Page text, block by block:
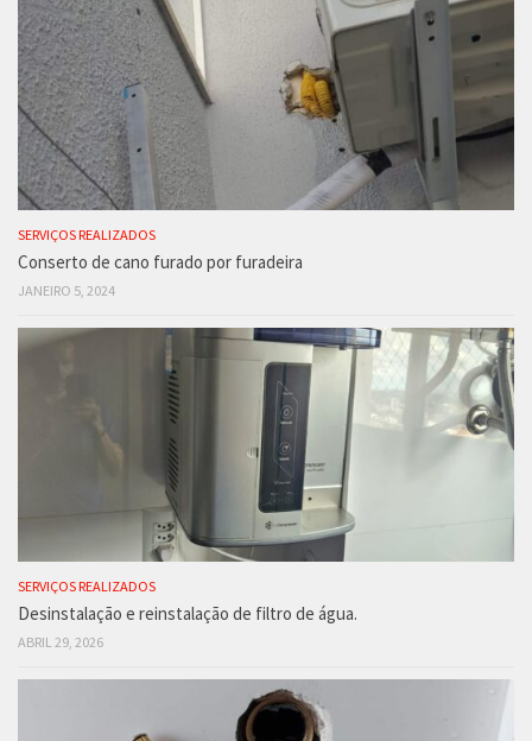
SERVIÇOS REALIZADOS
Conserto de cano furado por furadeira
JANEIRO 5, 2024
SERVIÇOS REALIZADOS
Desinstalação e reinstalação de filtro de água.
ABRIL 29, 2026